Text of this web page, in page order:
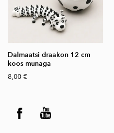
Dalmaatsi draakon 12 cm
koos munaga
8,00 €